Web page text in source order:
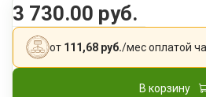
3 730.00 руб.
от 111,68 руб./месоплатой
В корзину